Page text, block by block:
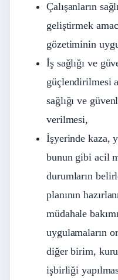
Çalışanların
geliştirmek
gözetiminin
İş sağlığı ve
güçlendirilmesi
sağlığı ve
verilmesi,
İşyerinde kaza,
bunun gibi acil
durumların
planının
müdahale
uygulamaların
diğer birim,
işbirliği